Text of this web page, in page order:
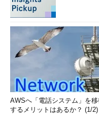
AWSへ「電話システム」を
するメリットはあるか？ (1/2)